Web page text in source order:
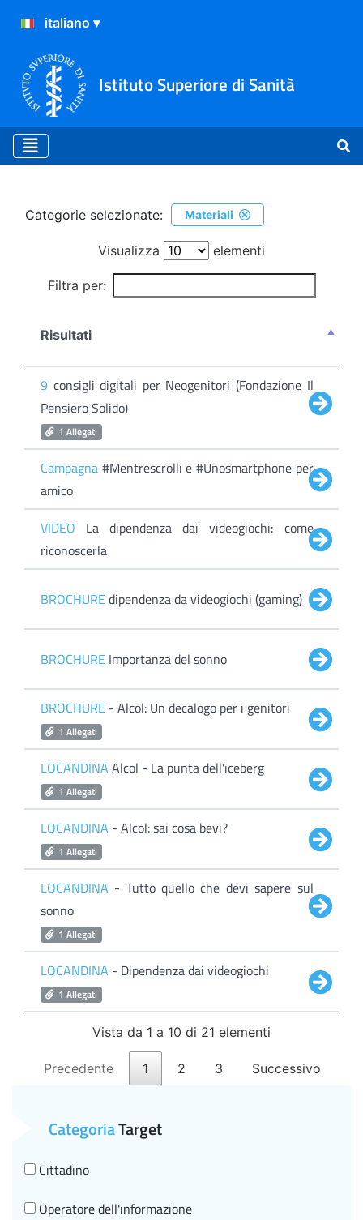
Istituto Superiore di Sanità
Ricerca
Categorie selezionate: Materiali
Visualizza elementi
Filtra per:
Risultati
9 consigli digitali per Neogenitori (Fondazione Il
Pensiero Solido)
1 Allegati
Campagna #Mentrescrolli e #Unosmartphone per
amico
VIDEO La dipendenza dai videogiochi: come
riconoscerla
BROCHURE dipendenza da videogiochi (gaming)
BROCHURE Importanza del sonno
BROCHURE - Alcol: Un decalogo per i genitori
1 Allegati
LOCANDINA Alcol - La punta dell'iceberg
1 Allegati
LOCANDINA - Alcol: sai cosa bevi?
1 Allegati
LOCANDINA - Tutto quello che devi sapere sul
sonno
1 Allegati
LOCANDINA - Dipendenza dai videogiochi
1 Allegati
Vista da 1 a 10 di 21 elementi
Precedente 1 2 3 Successivo
CategoriaTarget
Cittadino
Operatore dell'informazione